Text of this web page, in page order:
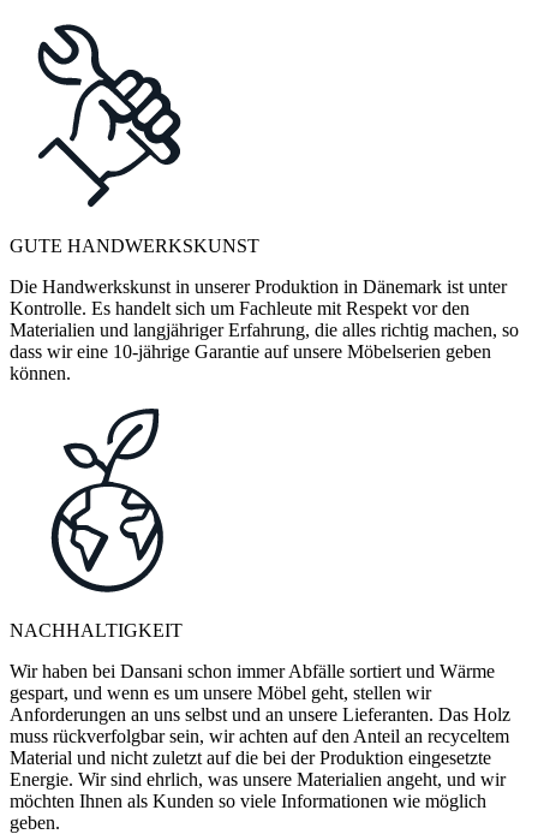
GUTE HANDWERKSKUNST
Die Handwerkskunst in unserer Produktion in Dänemark ist unter
Kontrolle. Es handelt sich um Fachleute mit Respekt vor den
Materialien und langjähriger Erfahrung, die alles richtig machen, so
dass wir eine 10-jährige Garantie auf unsere Möbelserien geben
können.
NACHHALTIGKEIT
Wir haben bei Dansani schon immer Abfälle sortiert und Wärme
gespart, und wenn es um unsere Möbel geht, stellen wir
Anforderungen an uns selbst und an unsere Lieferanten. Das Holz
muss rückverfolgbar sein, wir achten auf den Anteil an recyceltem
Material und nicht zuletzt auf die bei der Produktion eingesetzte
Energie. Wir sind ehrlich, was unsere Materialien angeht, und wir
möchten Ihnen als Kunden so viele Informationen wie möglich
geben.